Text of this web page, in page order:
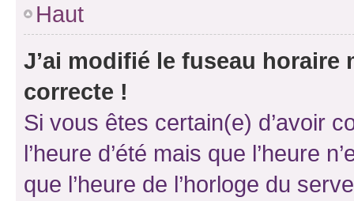
Haut
J’ai modifié le fuseau horaire
correcte !
Si vous êtes certain(e) d’avoir
l’heure d’été mais que l’heure
que l’heure de l’horloge du